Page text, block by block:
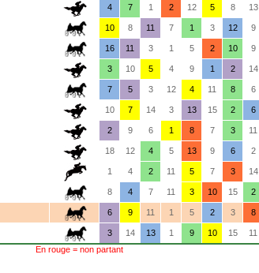
4 7 1 2 12 5 8 13
10 8 11 7 1 3 12 9
16 11 3 1 5 2 10 9
3 10 5 4 9 1 2 14
7 5 3 12 4 11 8 6
10 7 14 3 13 15 2 6
2 9 6 1 8 7 3 11
18 12 4 5 13 9 6 2
1 4 2 11 5 7 3 14
8 4 7 11 3 10 15 2
6 9 11 1 5 2 3 8
3 14 13 1 9 10 15 11
En rouge = non partant